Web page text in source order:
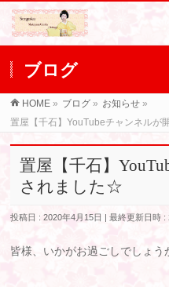
ブログ
HOME » ブログ » お知らせ »
置屋【千石】YouTubeチャンネルが
置屋【千石】
されました☆
投稿日 : 2020年4月15日 最終更新日時 :
皆様、いかがお過ごしでしょう